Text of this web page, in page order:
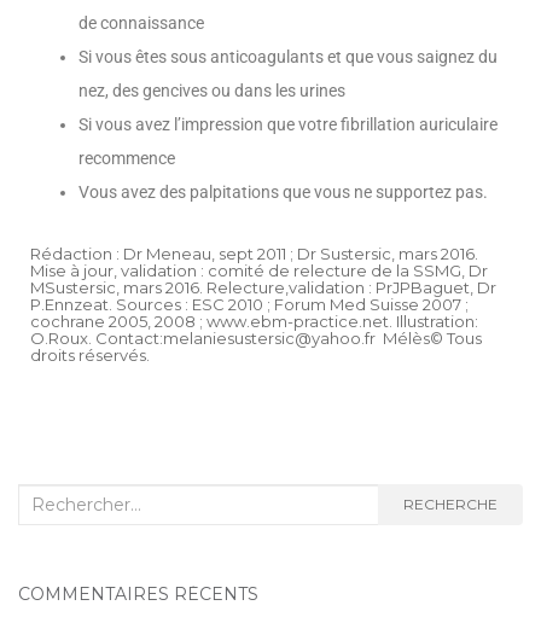
de connaissance
Si vous êtes sous anticoagulants et que vous saignez du
nez, des gencives ou dans les urines
Si vous avez l’impression que votre fibrillation auriculaire
recommence
Vous avez des palpitations que vous ne supportez pas.
Rédaction : Dr Meneau, sept 2011 ; Dr Sustersic, mars 2016.
Mise à jour, validation : comité de relecture de la SSMG, Dr
MSustersic, mars 2016. Relecture,validation : PrJPBaguet, Dr
P.Ennzeat. Sources : ESC 2010 ; Forum Med Suisse 2007 ;
cochrane 2005, 2008 ; www.ebm-practice.net. Illustration:
O.Roux. Contact:melaniesustersic@yahoo.fr Mélès© Tous
droits réservés.
RECHERCHE
COMMENTAIRES RÉCENTS